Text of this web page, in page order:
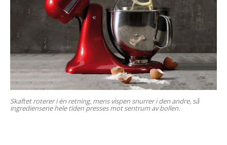
Skaftet roterer i én retning, mens vispen snurrer i den andre, så
ingrediensene hele tiden presses mot sentrum av bollen.